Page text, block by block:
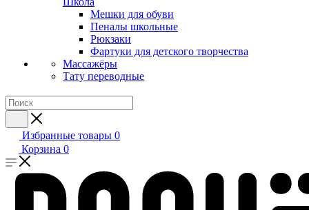
Мешки для обуви
Пеналы школьные
Рюкзаки
Фартуки для детского творчества
Массажёры
Тату переводные
Избранные товары 0
Корзина 0